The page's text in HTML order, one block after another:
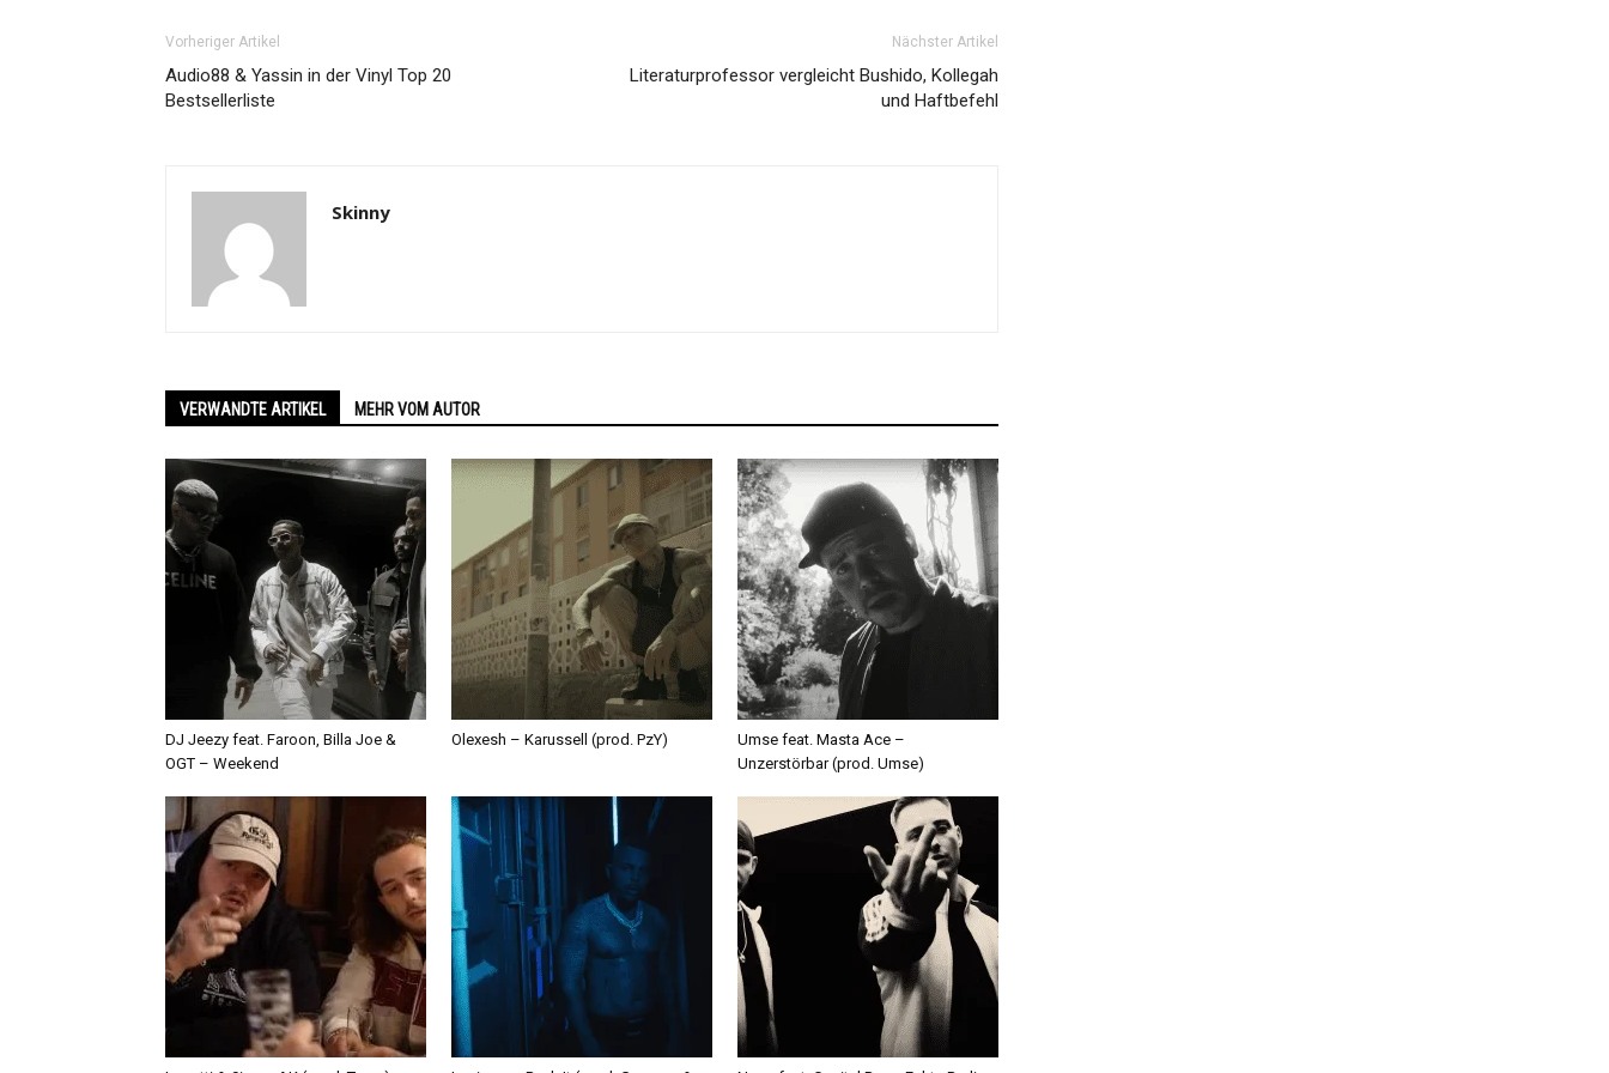
Vorheriger Artikel
Audio88 & Yassin in der Vinyl Top 20
Bestsellerliste
Nächster Artikel
Literaturprofessor vergleicht Bushido, Kollegah
und Haftbefehl
Skinny
VERWANDTE ARTIKEL MEHR VOM AUTOR
DJ Jeezy feat. Faroon, Billa Joe &
OGT – Weekend
Olexesh – Karussell (prod. PzY)
Umse feat. Masta Ace –
Unzerstörbar (prod. Umse)